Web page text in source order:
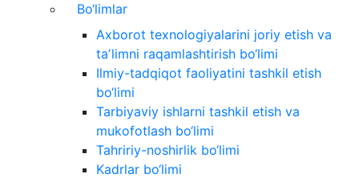
Bo‘limlar
Axborot texnologiyalarini joriy etish va
taʼlimni raqamlashtirish bo‘limi
Ilmiy-tadqiqot faoliyatini tashkil etish
bo‘limi
Tarbiyaviy ishlarni tashkil etish va
mukofotlash bo‘limi
Tahririy-noshirlik bo‘limi
Kadrlar bo‘limi